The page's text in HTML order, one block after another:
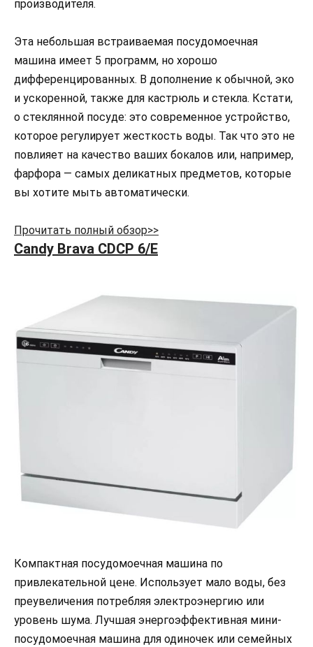
производителя.
Эта небольшая встраиваемая посудомоечная
машина имеет 5 программ, но хорошо
дифференцированных. В дополнение к обычной, эко
и ускоренной, также для кастрюль и стекла. Кстати,
о стеклянной посуде: это современное устройство,
которое регулирует жесткость воды. Так что это не
повлияет на качество ваших бокалов или, например,
фарфора — самых деликатных предметов, которые
вы хотите мыть автоматически.
Прочитать полный обзор>>
Candy Brava CDCP 6/E
Компактная посудомоечная машина по
привлекательной цене. Использует мало воды, без
преувеличения потребляя электроэнергию или
уровень шума. Лучшая энергоэффективная мини-
посудомоечная машина для одиночек или семейных